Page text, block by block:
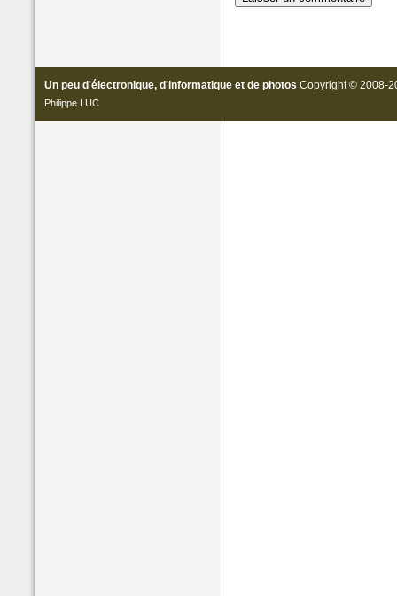
Un peu d'électronique, d'informatique et de photos Copyright © 2008-
Philippe LUC